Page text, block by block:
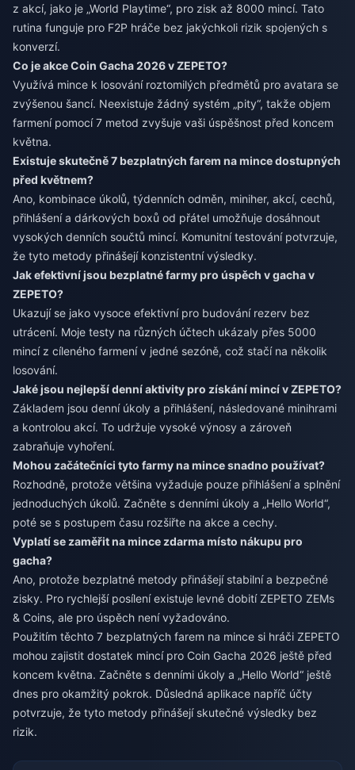
z akcí, jako je „World Playtime“, pro zisk až 8000 mincí. Tato
rutina funguje pro F2P hráče bez jakýchkoli rizik spojených s
konverzí.
Co je akce Coin Gacha 2026 v ZEPETO?
Využívá mince k losování roztomilých předmětů pro avatara se
zvýšenou šancí. Neexistuje žádný systém „pity“, takže objem
farmení pomocí 7 metod zvyšuje vaši úspěšnost před koncem
května.
Existuje skutečně 7 bezplatných farem na mince dostupných
před květnem?
Ano, kombinace úkolů, týdenních odměn, miniher, akcí, cechů,
přihlášení a dárkových boxů od přátel umožňuje dosáhnout
vysokých denních součtů mincí. Komunitní testování potvrzuje,
že tyto metody přinášejí konzistentní výsledky.
Jak efektivní jsou bezplatné farmy pro úspěch v gacha v
ZEPETO?
Ukazují se jako vysoce efektivní pro budování rezerv bez
utrácení. Moje testy na různých účtech ukázaly přes 5000
mincí z cíleného farmení v jedné sezóně, což stačí na několik
losování.
Jaké jsou nejlepší denní aktivity pro získání mincí v ZEPETO?
Základem jsou denní úkoly a přihlášení, následované minihrami
a kontrolou akcí. To udržuje vysoké výnosy a zároveň
zabraňuje vyhoření.
Mohou začátečníci tyto farmy na mince snadno používat?
Rozhodně, protože většina vyžaduje pouze přihlášení a splnění
jednoduchých úkolů. Začněte s denními úkoly a „Hello World“,
poté se s postupem času rozšiřte na akce a cechy.
Vyplatí se zaměřit na mince zdarma místo nákupu pro
gacha?
Ano, protože bezplatné metody přinášejí stabilní a bezpečné
zisky. Pro rychlejší posílení existuje levné dobití ZEPETO ZEMs
& Coins, ale pro úspěch není vyžadováno.
Použitím těchto 7 bezplatných farem na mince si hráči ZEPETO
mohou zajistit dostatek mincí pro Coin Gacha 2026 ještě před
koncem května. Začněte s denními úkoly a „Hello World“ ještě
dnes pro okamžitý pokrok. Důsledná aplikace napříč účty
potvrzuje, že tyto metody přinášejí skutečné výsledky bez
rizik.